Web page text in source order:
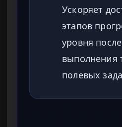
Ускоряет
этапов
уровня после
выполнения
полевых